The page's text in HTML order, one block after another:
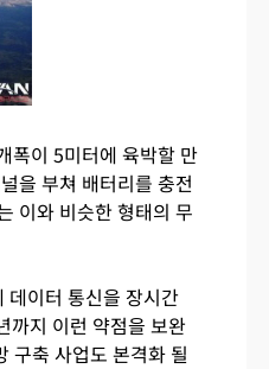
폭이 5미터에 육박할 만
을 부쳐 배터리를 충전
이와 비슷한 형태의 무
데이터 통신을 장시간
까지 이런 약점을 보완
구축 사업도 본격화 될